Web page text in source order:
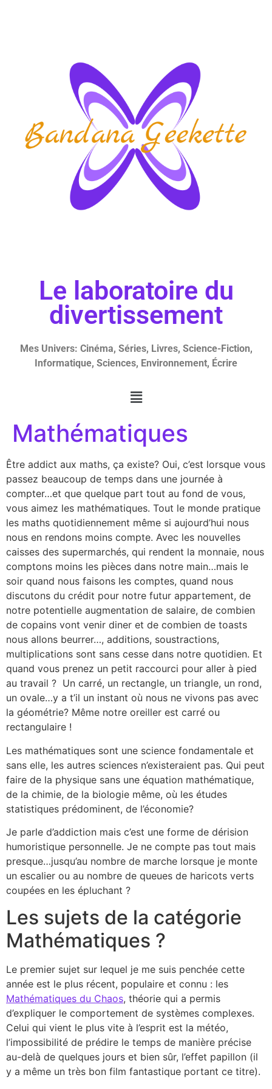
Le laboratoire du
divertissement
Mes Univers: Cinéma, Séries, Livres, Science-Fiction,
Informatique, Sciences, Environnement, Écrire
Mathématiques
Être addict aux maths, ça existe? Oui, c’est lorsque vous
passez beaucoup de temps dans une journée à
compter…et que quelque part tout au fond de vous,
vous aimez les mathématiques. Tout le monde pratique
les maths quotidiennement même si aujourd’hui nous
nous en rendons moins compte. Avec les nouvelles
caisses des supermarchés, qui rendent la monnaie, nous
comptons moins les pièces dans notre main…mais le
soir quand nous faisons les comptes, quand nous
discutons du crédit pour notre futur appartement, de
notre potentielle augmentation de salaire, de combien
de copains vont venir diner et de combien de toasts
nous allons beurrer…, additions, soustractions,
multiplications sont sans cesse dans notre quotidien. Et
quand vous prenez un petit raccourci pour aller à pied
au travail ? Un carré, un rectangle, un triangle, un rond,
un ovale…y a t’il un instant où nous ne vivons pas avec
la géométrie? Même notre oreiller est carré ou
rectangulaire !
Les mathématiques sont une science fondamentale et
sans elle, les autres sciences n’existeraient pas. Qui peut
faire de la physique sans une équation mathématique,
de la chimie, de la biologie même, où les études
statistiques prédominent, de l’économie?
Je parle d’addiction mais c’est une forme de dérision
humoristique personnelle. Je ne compte pas tout mais
presque…jusqu’au nombre de marche lorsque je monte
un escalier ou au nombre de queues de haricots verts
coupées en les épluchant ?
Les sujets de la catégorie
Mathématiques ?
Le premier sujet sur lequel je me suis penchée cette
année est le plus récent, populaire et connu : les
Mathématiques du Chaos, théorie qui a permis
d’expliquer le comportement de systèmes complexes.
Celui qui vient le plus vite à l’esprit est la météo,
l’impossibilité de prédire le temps de manière précise
au-delà de quelques jours et bien sûr, l’effet papillon (il
y a même un très bon film fantastique portant ce titre).